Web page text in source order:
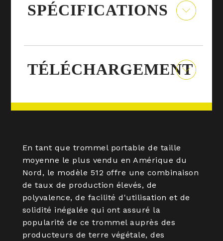
SPÉCIFICATIONS
TÉLÉCHARGEMENT
En tant que trommel portable de taille
moyenne le plus vendu en Amérique du
Nord, le modèle 512 offre une combinaison
de taux de production élevés, de
polyvalence, de facilité d'utilisation et de
solidité inégalée qui ont assuré la
popularité de ce trommel auprès des
producteurs de terre végétale, des